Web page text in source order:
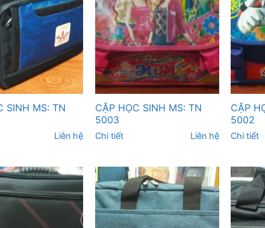
SINH MS: TN
Liên hệ
CẶP HỌC SINH MS: TN
5003
Chi tiết Liên hệ
CẶP
5002
Chi tiết